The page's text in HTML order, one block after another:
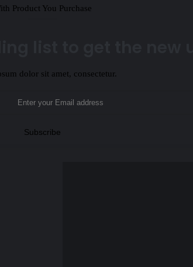
Product You Purchase
dolor sit amet, consectetur.